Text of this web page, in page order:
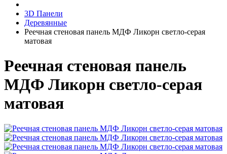
3D Панели
Деревянные
Реечная стеновая панель МДФ Ликорн светло-серая
матовая
Реечная стеновая панель
МДФ Ликорн светло-серая
матовая